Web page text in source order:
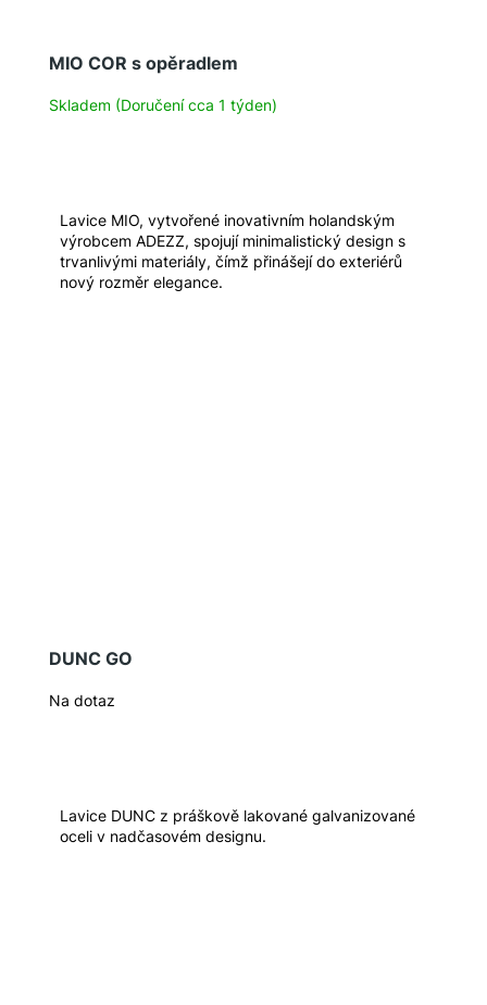
MIO COR s opěradlem
Skladem (Doručení cca 1 týden)
Lavice MIO, vytvořené inovativním holandským
výrobcem ADEZZ, spojují minimalistický design s
trvanlivými materiály, čímž přinášejí do exteriérů
nový rozměr elegance.
DUNC GO
Na dotaz
Lavice DUNC z práškově lakované galvanizované
oceli v nadčasovém designu.